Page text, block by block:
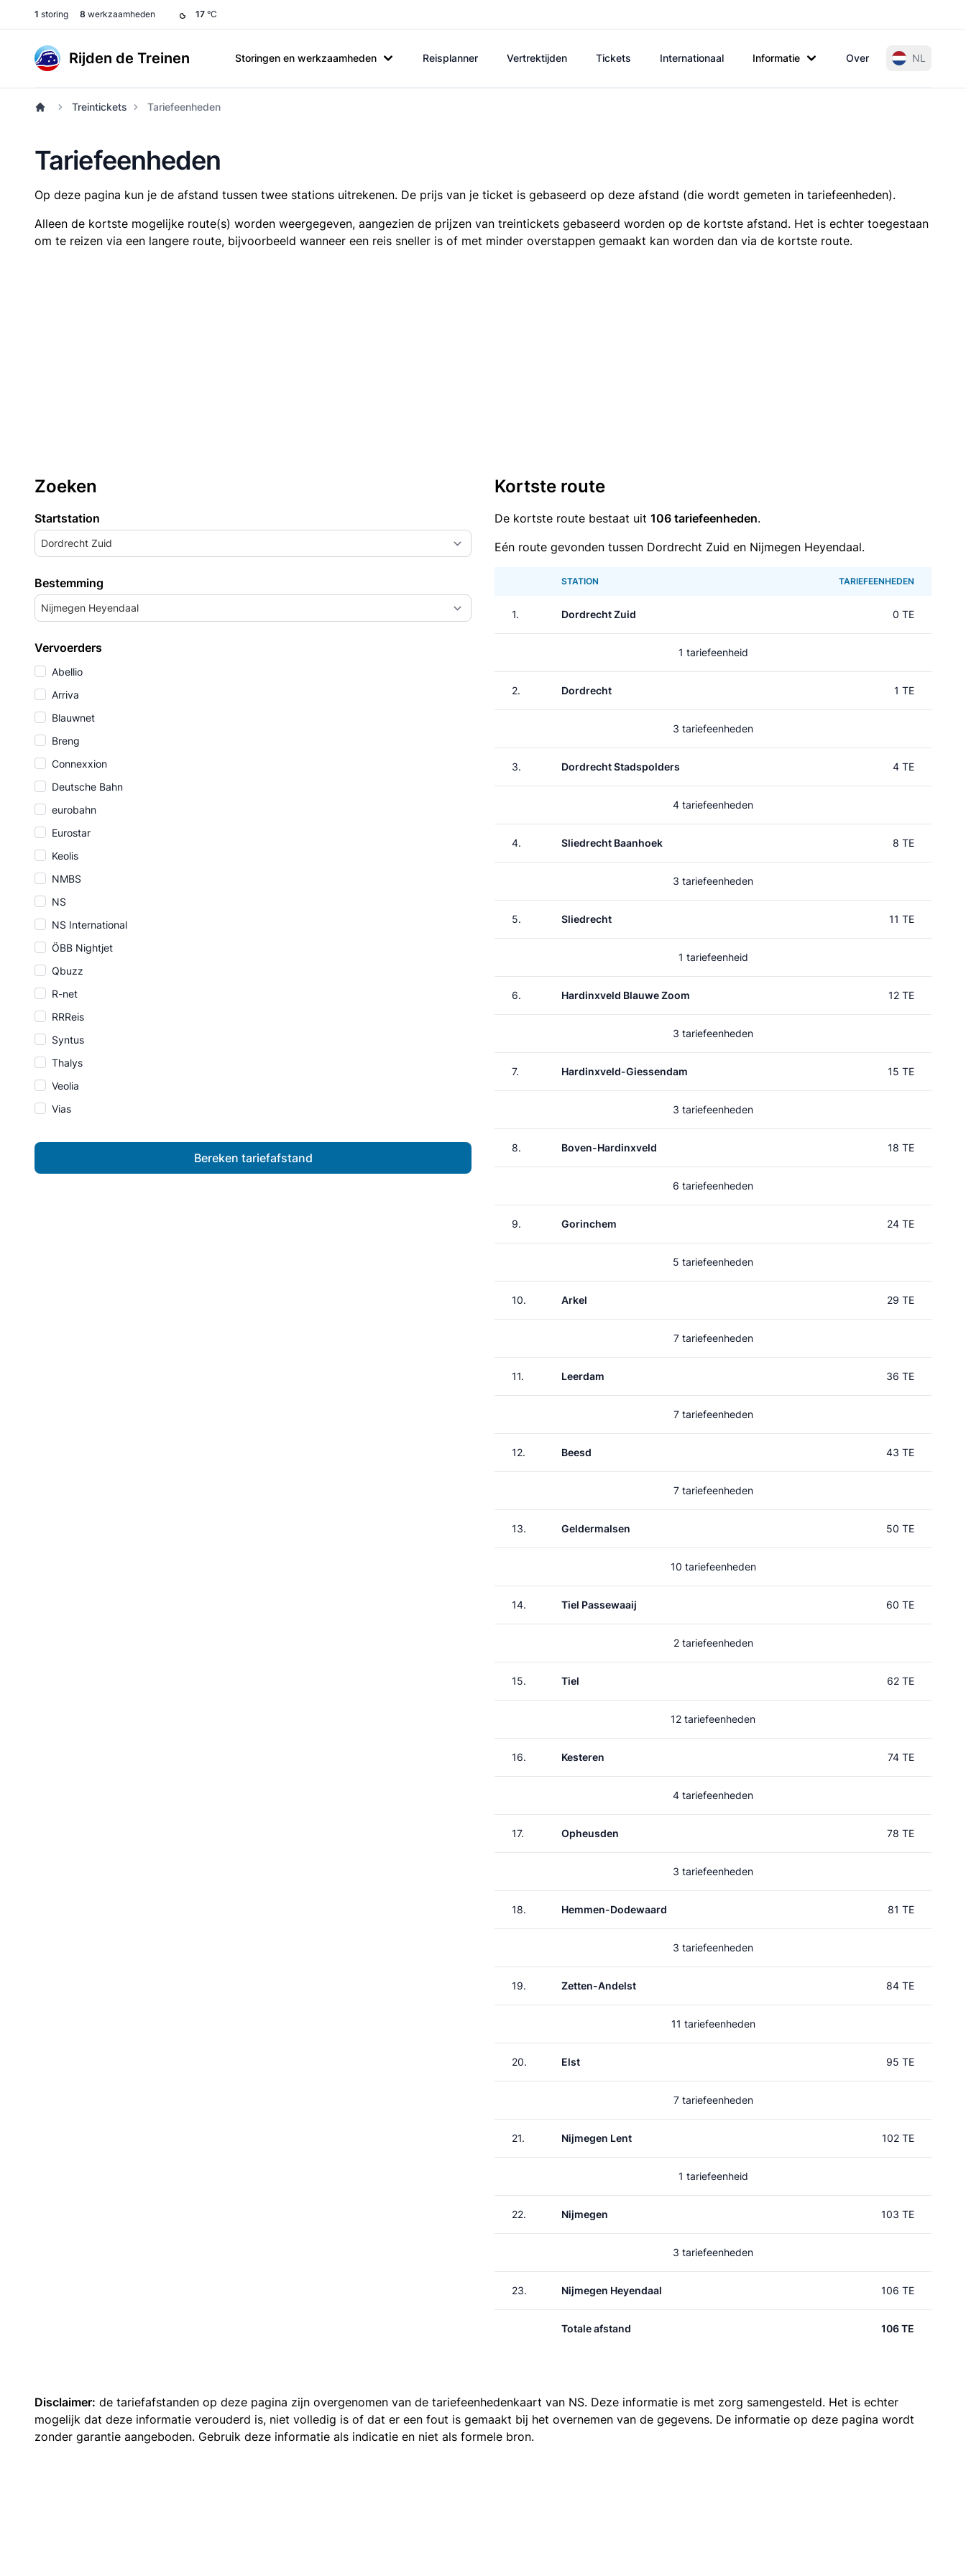
1 storing 8 werkzaamheden 17 °C
Rijden de Treinen Storingen en werkzaamheden Reisplanner Vertrektijden Tickets Internationaal Informatie Over NL
Treintickets Tariefeenheden
Tariefeenheden
Op deze pagina kun je de afstand tussen twee stations uitrekenen. De prijs van je ticket is gebaseerd op deze afstand (die wordt gemeten in tariefeenheden).
Alleen de kortste mogelijke route(s) worden weergegeven, aangezien de prijzen van treintickets gebaseerd worden op de kortste afstand. Het is echter toegestaan
om te reizen via een langere route, bijvoorbeeld wanneer een reis sneller is of met minder overstappen gemaakt kan worden dan via de kortste route.
Zoeken
Startstation
Dordrecht Zuid
Bestemming
Nijmegen Heyendaal
Vervoerders
Abellio
Arriva
Blauwnet
Breng
Connexxion
Deutsche Bahn
eurobahn
Eurostar
Keolis
NMBS
NS
NS International
ÖBB Nightjet
Qbuzz
R-net
RRReis
Syntus
Thalys
Veolia
Vias
Bereken tariefafstand
Kortste route
De kortste route bestaat uit 106 tariefeenheden.
Eén route gevonden tussen Dordrecht Zuid en Nijmegen Heyendaal.
STATION TARIEFEENHEDEN
1. Dordrecht Zuid 0 TE
1 tariefeenheid
2. Dordrecht 1 TE
3 tariefeenheden
3. Dordrecht Stadspolders 4 TE
4 tariefeenheden
4. Sliedrecht Baanhoek 8 TE
3 tariefeenheden
5. Sliedrecht 11 TE
1 tariefeenheid
6. Hardinxveld Blauwe Zoom 12 TE
3 tariefeenheden
7. Hardinxveld-Giessendam 15 TE
3 tariefeenheden
8. Boven-Hardinxveld 18 TE
6 tariefeenheden
9. Gorinchem 24 TE
5 tariefeenheden
10. Arkel 29 TE
7 tariefeenheden
11. Leerdam 36 TE
7 tariefeenheden
12. Beesd 43 TE
7 tariefeenheden
13. Geldermalsen 50 TE
10 tariefeenheden
14. Tiel Passewaaij 60 TE
2 tariefeenheden
15. Tiel 62 TE
12 tariefeenheden
16. Kesteren 74 TE
4 tariefeenheden
17. Opheusden 78 TE
3 tariefeenheden
18. Hemmen-Dodewaard 81 TE
3 tariefeenheden
19. Zetten-Andelst 84 TE
11 tariefeenheden
20. Elst 95 TE
7 tariefeenheden
21. Nijmegen Lent 102 TE
1 tariefeenheid
22. Nijmegen 103 TE
3 tariefeenheden
23. Nijmegen Heyendaal 106 TE
Totale afstand 106 TE
Disclaimer: de tariefafstanden op deze pagina zijn overgenomen van de tariefeenhedenkaart van NS. Deze informatie is met zorg samengesteld. Het is echter
mogelijk dat deze informatie verouderd is, niet volledig is of dat er een fout is gemaakt bij het overnemen van de gegevens. De informatie op deze pagina wordt
zonder garantie aangeboden. Gebruik deze informatie als indicatie en niet als formele bron.